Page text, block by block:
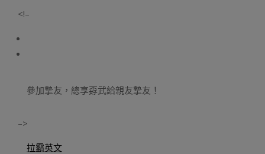
<!–
參加摯友，總享孬武給親友摯友！
–>
拉霸英文